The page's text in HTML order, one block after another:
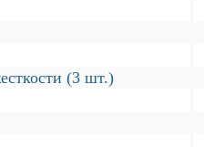
(3 шт.)